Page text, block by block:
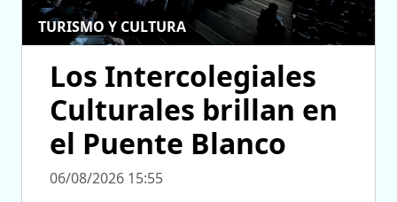
TURISMO Y CULTURA
Los Intercolegiales
Culturales brillan en
el Puente Blanco
06/08/2026 15:55